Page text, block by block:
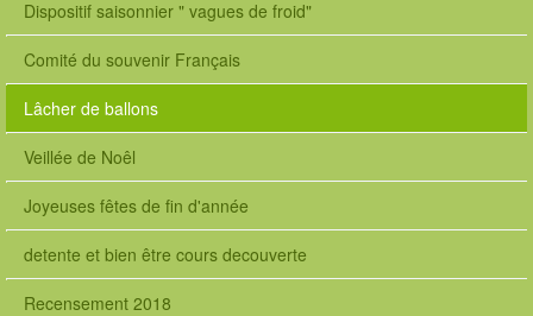
Dispositif saisonnier " vagues de froid"
Comité du souvenir Français
Lâcher de ballons
Veillée de Noêl
Joyeuses fêtes de fin d'année
detente et bien être cours decouverte
Recensement 2018